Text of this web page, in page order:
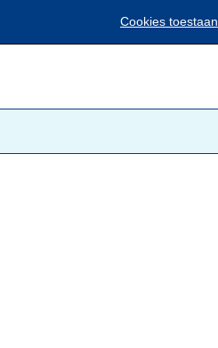
Cookies toestaan
Translate